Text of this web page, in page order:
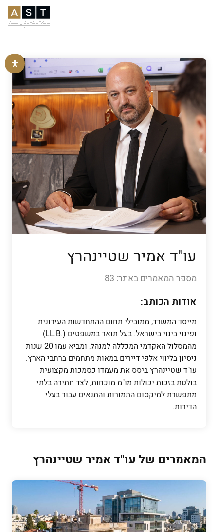
עו"ד אמיר שטיינהרץ
מספר המאמרים באתר: 83
אודות הכותב:
מייסד המשרד, ממובילי תחום ההתחדשות העירונית
ופינוי בינוי בישראל. בעל תואר במשפטים (.LL.B)
מהמסלול האקדמי המכללה למנהל, ומביא עמו 20 שנות
ניסיון בליווי אלפי דיירים במאות מתחמים ברחבי הארץ.
עו"ד שטיינהרץ ביסס את מעמדו כסמכות מקצועית
בולטת בזכות יכולות מו"מ מוכחות, לצד חתירה בלתי
מתפשרת למיקסום התמורות והתנאים עבור בעלי
הדירות.
המאמרים של עו"ד אמיר שטיינהרץ